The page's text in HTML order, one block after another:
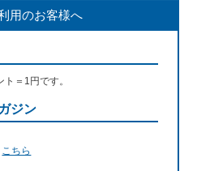
用のお客様へ
＝1円です。
ジン
こちら